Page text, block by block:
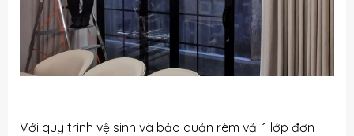
Với quy trình vệ sinh và bảo quản rèm vải 1 lớp đơn